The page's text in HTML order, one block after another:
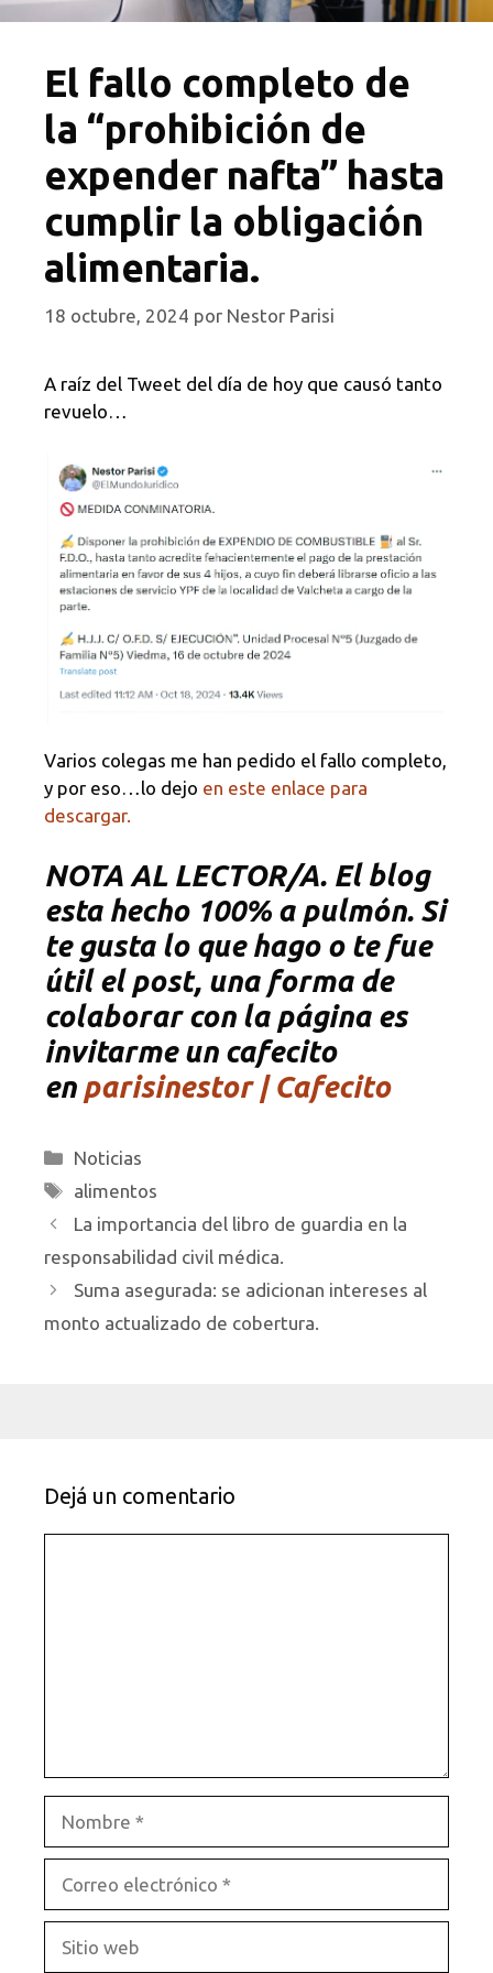
El fallo completo de
la “prohibición de
expender nafta” hasta
cumplir la obligación
alimentaria.
18 octubre, 2024 por Nestor Parisi
A raíz del Tweet del día de hoy que causó tanto
revuelo…
Varios colegas me han pedido el fallo completo,
y por eso…lo dejo en este enlace para
descargar.
NOTA AL LECTOR/A. El blog
esta hecho 100% a pulmón. Si
te gusta lo que hago o te fue
útil el post, una forma de
colaborar con la página es
invitarme un cafecito
en parisinestor | Cafecito
Categorías
Noticias
Etiquetas
alimentos
La importancia del libro de guardia en la
responsabilidad civil médica.
Suma asegurada: se adicionan intereses al
monto actualizado de cobertura.
Dejá un comentario
electrónico
web